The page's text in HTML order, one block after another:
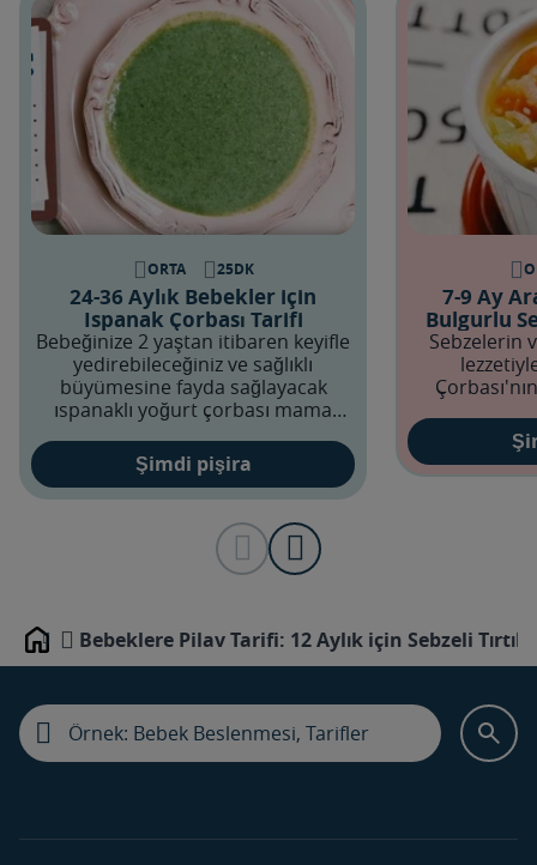
24-36 Aylık Bebekler için
Ispanak Çorbası Tarifi
Bebeğinize 2 yaştan itibaren keyifle
yedirebileceğiniz ve sağlıklı
büyümesine fayda sağlayacak
ıspanaklı yoğurt çorbası mama
ORTA 25DK
Şimdi pişira
7-9 Ay
Bulgurlu
Sebzelerin
Home Bebeklere Pilav Tarifi: 12 Aylık için Sebzeli Tırtıl